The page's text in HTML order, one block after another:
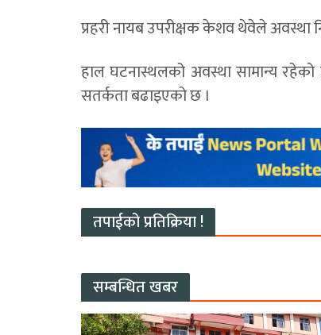
प्रहरी नायब उपरीक्षक केशव थेवेले अवस्था
हाल घटनास्थलको अवस्था सामान्य रहेको
सतर्कता बढाइएको छ ।
तपाईको प्रतिक्रिया !
सम्बन्धित खबर